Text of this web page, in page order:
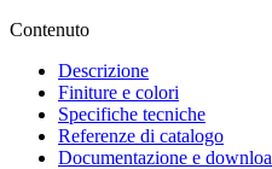
Contenuto
Descrizione
Finiture e colori
Specifiche tecniche
Referenze di catalogo
Documentazione e